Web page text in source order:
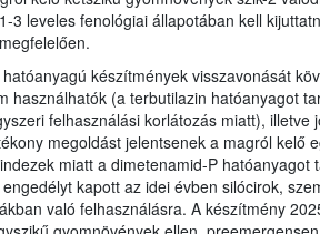
3 leveles fenológiai állapotában kell
készítmények visszavonását
használhatók (a terbutilazin hatóanyagot
felhasználási korlátozás miatt),
megoldást jelentsenek a magról kelő
miatt a dimetenamid-P hatóanyagot
kapott az idei évben silócirok,
való felhasználásra. A készítmény